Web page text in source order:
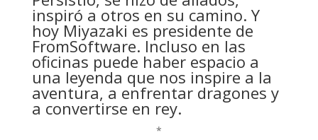
inspiró a otros en su camino. Y
hoy Miyazaki es presidente de
FromSoftware. Incluso en las
oficinas puede haber espacio a
una leyenda que nos inspire a la
aventura, a enfrentar dragones y
a convertirse en rey.
*